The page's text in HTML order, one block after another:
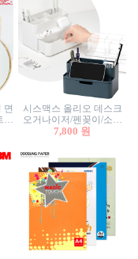
면
시스맥스 올리오 데스크
오거나이저/펜꽂이/소품
꽂이/소품함/정리함/수납
7,800 원